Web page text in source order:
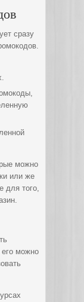
сразу
можно
или же
для того,
его можно